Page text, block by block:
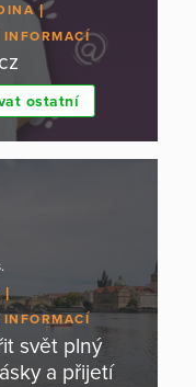
INFORMACÍ
ostatní
svět plný
a přijetí